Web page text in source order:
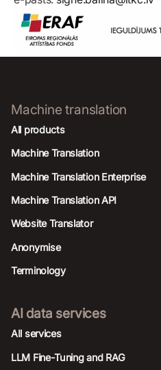
Machine translation
All products
Machine Translation
Machine Translation Enterprise
Machine Translation API
Website Translator
Anonymise
Terminology
AI data services
AIl services
LLM Fine-Tuning and RAG